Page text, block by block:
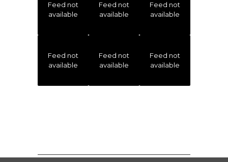
Feed not
available
Feed not
available
Feed not
available
Feed not
available
Feed not
available
Feed not
available